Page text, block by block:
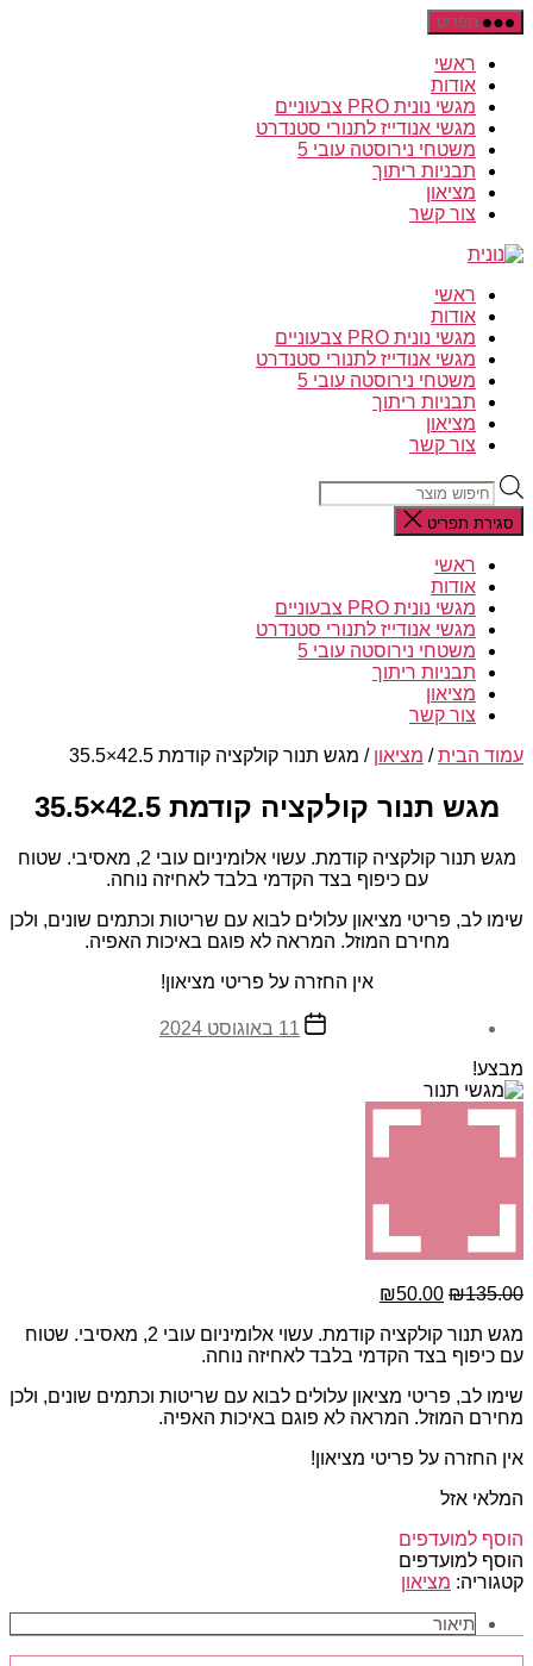
דלג
לתוכן
תפריט
ראשי
אודות
מגשי נונית PRO צבעוניים
מגשי אנודייז לתנורי סטנדרט
משטחי נירוסטה עובי 5
תבניות ריתוך
מציאון
צור קשר
ראשי
אודות
מגשי נונית PRO צבעוניים
מגשי אנודייז לתנורי סטנדרט
משטחי נירוסטה עובי 5
תבניות ריתוך
מציאון
צור קשר
Products
search
סגירת תפריט
ראשי
אודות
מגשי נונית PRO צבעוניים
מגשי אנודייז לתנורי סטנדרט
משטחי נירוסטה עובי 5
תבניות ריתוך
מציאון
צור קשר
עמוד הבית/ מציאון / מגש תנור קולקציה קודמת 42.5×35.5
מגש תנור קולקציה קודמת 42.5×35.5
מגש תנור קולקציה קודמת. עשוי אלומיניום עובי 2, מאסיבי. שטוח
עם כיפוף בצד הקדמי בלבד לאחיזה נוחה.
שימו לב, פריטי מציאון עלולים לבוא עם שריטות וכתמים שונים, ולכן
מחירם המוזל. המראה לא פוגם באיכות האפיה.
אין החזרה על פריטי מציאון!
תאריך
פוסט
11 באוגוסט 2024
מבצע!
₪135.00
המחיר
היה:
₪135.00.
₪50.00
הוא:
₪50.00.
מגש תנור קולקציה קודמת. עשוי אלומיניום עובי 2, מאסיבי. שטוח
עם כיפוף בצד הקדמי בלבד לאחיזה נוחה.
שימו לב, פריטי מציאון עלולים לבוא עם שריטות וכתמים שונים, ולכן
מחירם המוזל. המראה לא פוגם באיכות האפיה.
אין החזרה על פריטי מציאון!
המלאי אזל
הוסף למועדפים
הוסף למועדפים
קטגוריה: מציאון
תיאור